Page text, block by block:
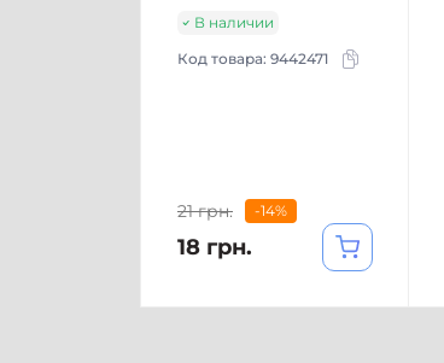
В наличии
Код товара: 9442471
21 грн. -14%
18 грн.